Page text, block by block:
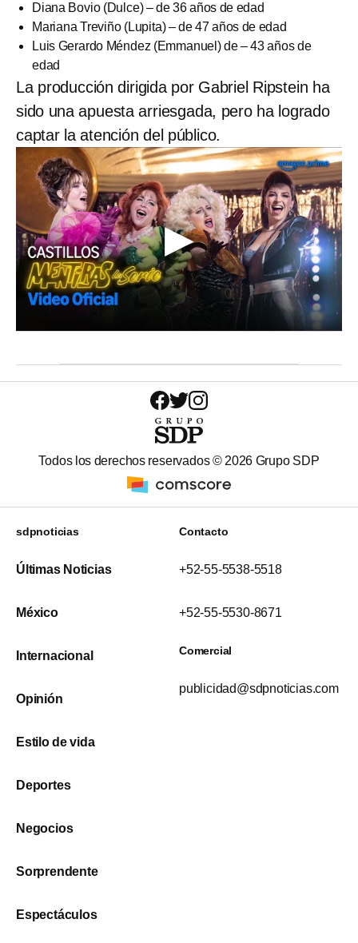
Diana Bovio (Dulce) – de 36 años de edad
Mariana Treviño (Lupita) – de 47 años de edad
Luis Gerardo Méndez (Emmanuel) de – 43 años de
edad
La producción dirigida por Gabriel Ripstein ha
sido una apuesta arriesgada, pero ha logrado
captar la atención del público.
Todos los derechos reservados © 2026 Grupo SDP
sdpnoticias
Últimas Noticias
México
Internacional
Opinión
Estilo de vida
Deportes
Negocios
Sorprendente
Espectáculos
Contacto
+52-55-5538-5518
+52-55-5530-8671
Comercial
publicidad@sdpnoticias.com